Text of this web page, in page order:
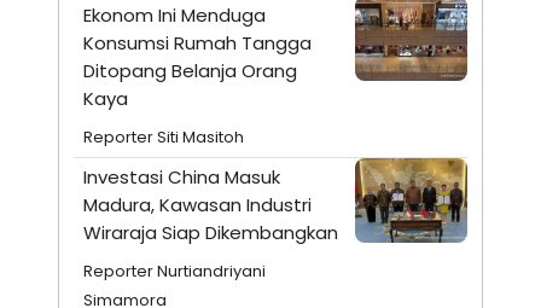
Ekonom Ini Menduga
Konsumsi Rumah Tangga
Ditopang Belanja Orang
Kaya
Reporter Siti Masitoh
Investasi China Masuk
Madura, Kawasan Industri
Wiraraja Siap Dikembangkan
Reporter Nurtiandriyani
Simamora